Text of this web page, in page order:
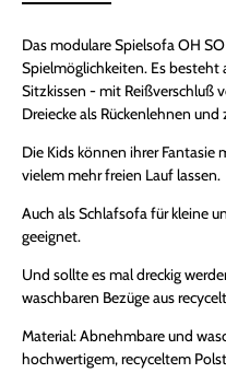
Das modulare Spielsofa OH
Spielmöglichkeiten. Es besteht
Sitzkissen - mit Reißverschluß
Dreiecke als Rückenlehnen
Die Kids können ihrer Fantasie
vielem mehr freien Lauf lassen.
Auch als Schlafsofa für kleine
geeignet.
Und sollte es mal dreckig
waschbaren Bezüge aus
Material: Abnehmbare und
hochwertigem, recyceltem